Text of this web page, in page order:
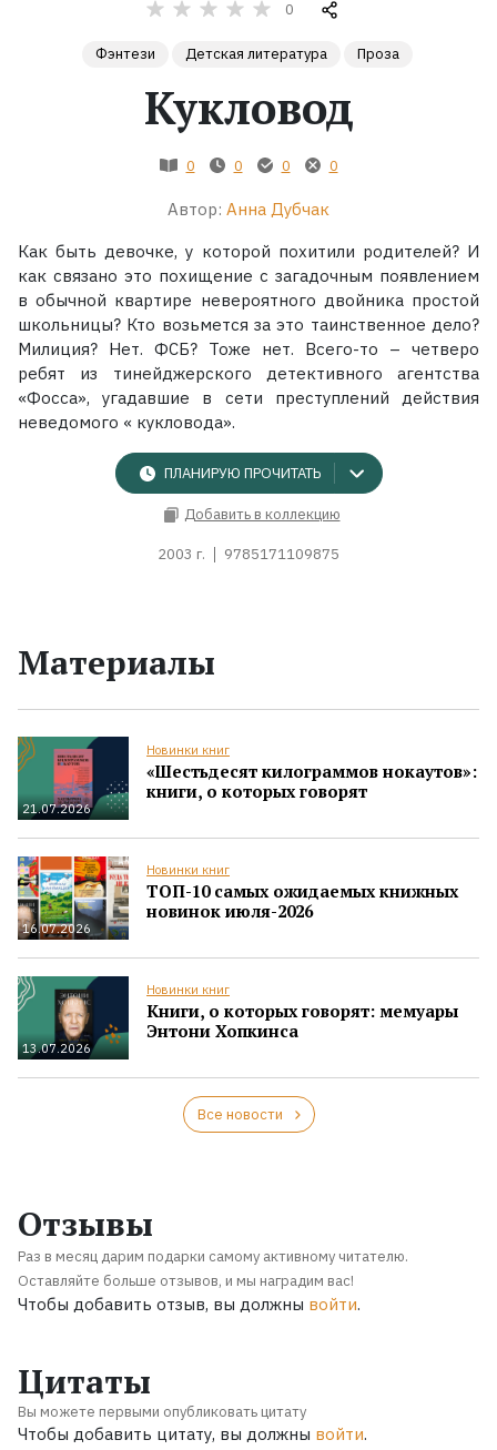
Жанры
Экранизации
Коллекции
0
Фэнтези Детская литература Проза
Кукловод
0 0 0 0
Автор: Анна Дубчак
Как быть девочке, у которой похитили родителей? И
как связано это похищение с загадочным появлением
в обычной квартире невероятного двойника простой
школьницы? Кто возьмется за это таинственное дело?
Милиция? Нет. ФСБ? Тоже нет. Всего-то – четверо
ребят из тинейджерского детективного агентства
«Фосса», угадавшие в сети преступлений действия
неведомого « кукловода».
ПЛАНИРУЮ ПРОЧИТАТЬ
Добавить в коллекцию
2003 г. 9785171109875
Материалы
21.07.2026
Новинки книг
«Шестьдесят килограммов нокаутов»:
книги, о которых говорят
16.07.2026
Новинки книг
ТОП-10 самых ожидаемых книжных
новинок июля-2026
13.07.2026
Новинки книг
Книги, о которых говорят: мемуары
Энтони Хопкинса
Все новости
Отзывы
Раз в месяц дарим подарки самому активному читателю.
Оставляйте больше отзывов, и мы наградим вас!
Чтобы добавить отзыв, вы должны войти.
Цитаты
Вы можете первыми опубликовать цитату
Чтобы добавить цитату, вы должны войти.